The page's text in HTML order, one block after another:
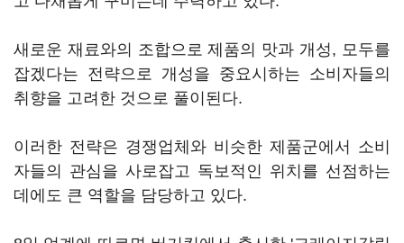
새로운 재료와의 조합으로 제품의 맛과 개성, 모두를
잡겠다는 전략으로 개성을 중요시하는 소비자들의
취향을 고려한 것으로 풀이된다.
이러한 전략은 경쟁업체와 비슷한 제품군에서 소비
자들의 관심을 사로잡고 독보적인 위치를 선점하는
데에도 큰 역할을 담당하고 있다.